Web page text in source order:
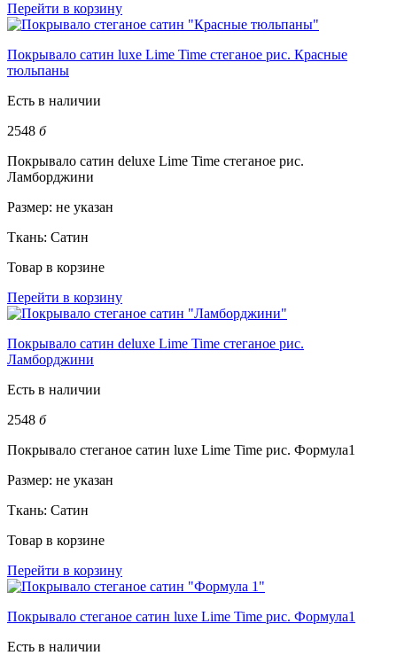
Перейти в корзину
Покрывало сатин luxe Lime Time стеганое рис. Красные
тюльпаны
Есть в наличии
2548 б
Покрывало сатин deluxe Lime Time стеганое рис.
Ламборджини
Размер: не указан
Ткань: Сатин
Товар в корзине
Перейти в корзину
Покрывало сатин deluxe Lime Time стеганое рис.
Ламборджини
Есть в наличии
2548 б
Покрывало стеганое сатин luxe Lime Time рис. Формула1
Размер: не указан
Ткань: Сатин
Товар в корзине
Перейти в корзину
Покрывало стеганое сатин luxe Lime Time рис. Формула1
Есть в наличии